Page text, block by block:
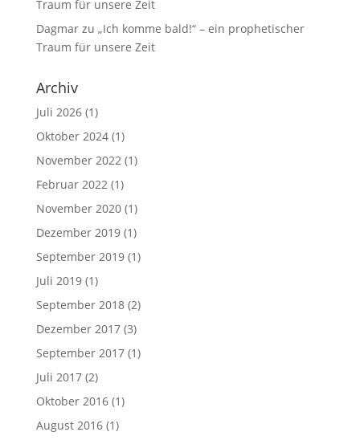
Traum für unsere Zeit
Dagmarzu „Ich komme bald!“ – ein prophetischer
Traum für unsere Zeit
Archiv
Juli 2026(1)
Oktober 2024(1)
November 2022(1)
Februar 2022(1)
November 2020(1)
Dezember 2019(1)
September 2019(1)
Juli 2019(1)
September 2018(2)
Dezember 2017(3)
September 2017(1)
Juli 2017(2)
Oktober 2016(1)
August 2016(1)